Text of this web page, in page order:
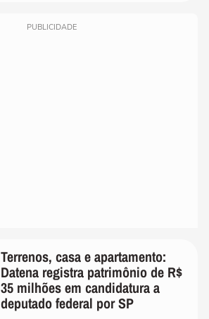
PUBLICIDADE
Terrenos, casa e apartamento:
Datena registra patrimônio de R$
35 milhões em candidatura a
deputado federal por SP